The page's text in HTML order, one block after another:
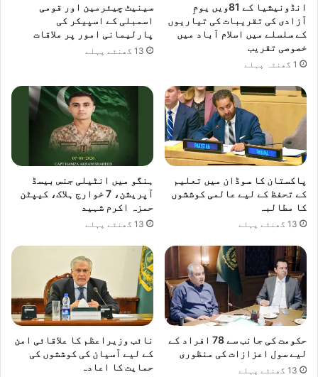
انڈونیشیا کے 81ویں یومِ
آزادی کی تقریبات کی تیاریوں
کے سلسلے میں اسلام آباد میں
خصوصی تقریب
1 گھنٹہ پہلے
سینیٹ چیئرمین اور قومی
اسمبلی کے اسپیکر کی
پارلیمانی امور پر ملاقات
13 گھنٹے پہلے
پاکستان کا سوڈان میں تعلیم
کے تحفظ کے لیے عالمی کوششوں
کا مطالبہ
13 گھنٹے پہلے
ہنگو میں انٹیلی جنس بیسڈ
آپریشن، 7 خوارج ہلاک، کیپٹن
حمزہ اکرم شہید
13 گھنٹے پہلے
حکومت کی جانب سے 78 افراد کے
لیے سول اعزازات کی منظوری
13 گھنٹے پہلے
نائب وزیراعظم کا علاقائی امن
کے لیے آسیان کی کوششوں کی
حمایت کا اعادہ